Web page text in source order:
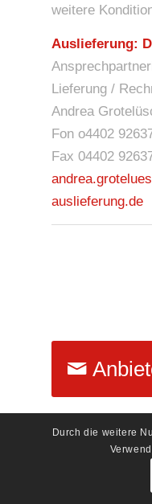
weitere
Auslieferung:
Lieferung /
Andrea
Fon o4402
Fax 04402
auslieferung.de
Durch die weitere